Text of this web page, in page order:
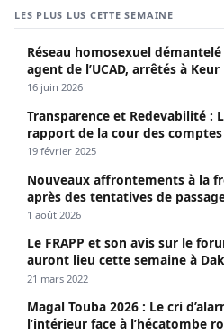
LES PLUS LUS CETTE SEMAINE
Réseau homosexuel
agent de l’UCAD, arrêtés à
propagé le VIH depuis 2018
16 juin 2026
Transparence et Redevabilité :
rapport de la cour des comptes
19 février 2025
Nouveaux affrontements à la
après des tentatives de
1 août 2026
Le FRAPP et son avis sur le
auront lieu cette semaine à
21 mars 2022
Magal Touba 2026 : Le cri
l’intérieur face à l’hécatombe